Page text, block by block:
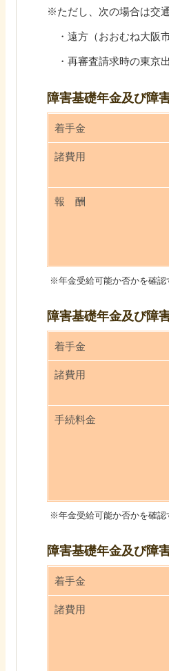
※ただし、次の場合は交
・遠方（おおむね大阪
・再審査請求時の東京
障害基礎年金及び障
着手金
諸費用
報 酬
※年金受給可能か否かを確認
障害基礎年金及び障
着手金
諸費用
手続料金
※年金受給可能か否かを確認
障害基礎年金及び障
着手金
諸費用